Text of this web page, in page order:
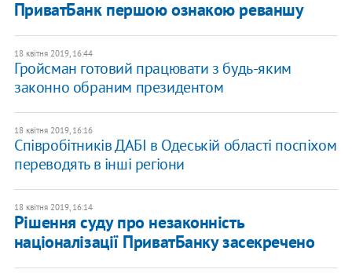
ПриватБанк першою ознакою реваншу
18 квітня 2019, 16:44
Гройсман готовий працювати з будь-яким
законно обраним президентом
18 квітня 2019, 16:16
Співробітників ДАБІ в Одеській області поспіхом
переводять в інші регіони
18 квітня 2019, 16:14
Рішення суду про незаконність
націоналізації ПриватБанку засекречено